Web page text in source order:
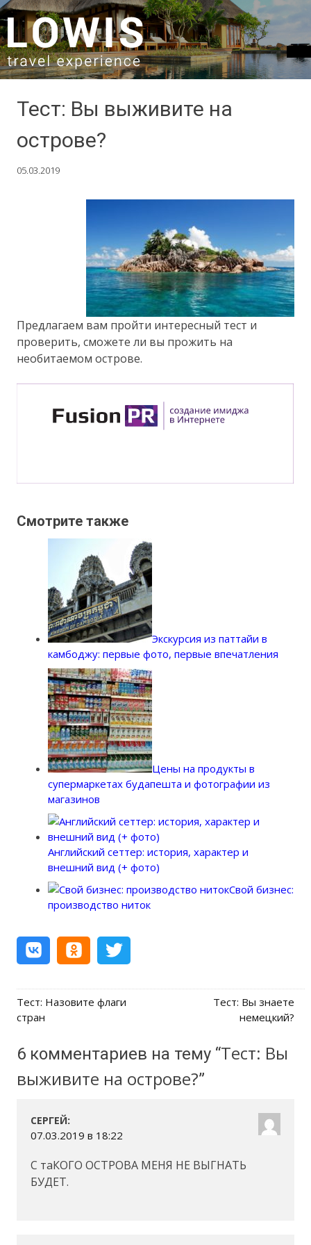
SKIP TO CONTENT
Тест: Вы выживите на
острове?
05.03.2019
Предлагаем вам пройти интересный тест и
проверить, сможете ли вы прожить на
необитаемом острове.
Смотрите также
Экскурсия из паттайи в
камбоджу: первые фото, первые впечатления
Цены на продукты в
супермаркетах будапешта и фотографии из
магазинов
Английский сеттер: история, характер и
внешний вид (+ фото)
Свой бизнес:
производство ниток
Post navigation
Тест: Назовите флаги
стран
Тест: Вы знаете
немецкий?
6 комментариев на тему “Тест: Вы
выживите на острове?”
СЕРГЕЙ:
07.03.2019 в 18:22
С таКОГО ОСТРОВА МЕНЯ НЕ ВЫГНАТЬ
БУДЕТ.